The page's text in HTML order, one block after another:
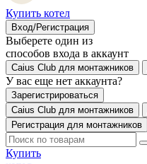
Купить котел
Вход/Регистрация
Выберете один из
способов входа в аккаунт
Caius Club для монтажников
У вас еще нет аккаунта?
Зарегистрироваться
Caius Club для монтажников
Регистрация для монтажников
Купить